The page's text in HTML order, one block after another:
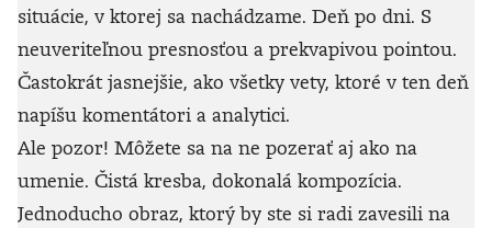
situácie, v ktorej sa nachádzame. Deň po dni. S
neuveriteľnou presnosťou a prekvapivou pointou.
Častokrát jasnejšie, ako všetky vety, ktoré v ten deň
napíšu komentátori a analytici.
Ale pozor! Môžete sa na ne pozerať aj ako na
umenie. Čistá kresba, dokonalá kompozícia.
Jednoducho obraz, ktorý by ste si radi zavesili na